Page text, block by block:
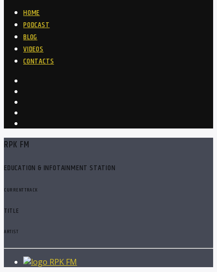
HOME
PODCAST
BLOG
VIDEOS
CONTACTS
RPK FM
EDUCATION & INFOTAINMENT STATION
CURRENT TRACK
TITLE
ARTIST
RPK FM